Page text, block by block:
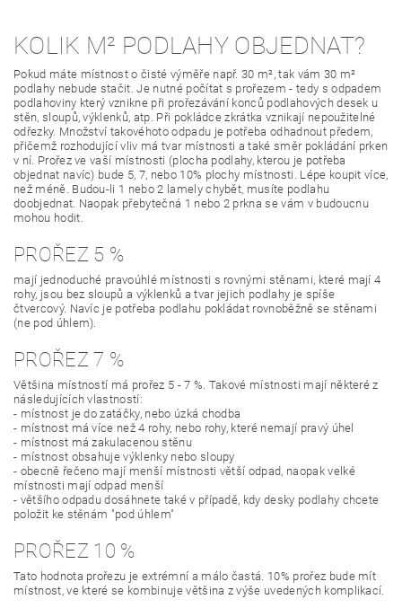
KOLIK M² PODLAHY OBJEDNAT?
Pokud máte místnost o čisté výměře např. 30 m², tak vám 30 m²
podlahy nebude stačit. Je nutné počítat s prořezem - tedy s odpadem
podlahoviny který vznikne při prořezávání konců podlahových desek u
stěn, sloupů, výklenků, atp. Při pokládce zkrátka vznikají nepoužitelné
odřezky. Množství takovéhoto odpadu je potřeba odhadnout předem,
přičemž rozhodující vliv má tvar místnosti a také směr pokládání prken
v ní. Prořez ve vaší místnosti (plocha podlahy, kterou je potřeba
objednat navíc) bude 5, 7, nebo 10% plochy místnosti. Lépe koupit více,
než méně. Budou-li 1 nebo 2 lamely chybět, musíte podlahu
doobjednat. Naopak přebytečná 1 nebo 2 prkna se vám v budoucnu
mohou hodit.
PROŘEZ 5 %
mají jednoduché pravoúhlé místnosti s rovnými stěnami, které mají 4
rohy, jsou bez sloupů a výklenků a tvar jejich podlahy je spíše
čtvercový. Navíc je potřeba podlahu pokládat rovnoběžně se stěnami
(ne pod úhlem).
PROŘEZ 7 %
Většina místností má prořez 5 - 7 %. Takové místnosti mají některé z
následujících vlastností:
- místnost je do zatáčky, nebo úzká chodba
- místnost má více než 4 rohy, nebo rohy, které nemají pravý úhel
- místnost má zakulacenou stěnu
- místnost obsahuje výklenky nebo sloupy
- obecně řečeno mají menší místnosti větší odpad, naopak velké
místnosti mají odpad menší
- většího odpadu dosáhnete také v případě, kdy desky podlahy chcete
položit ke stěnám "pod úhlem"
PROŘEZ 10 %
Tato hodnota prořezu je extrémní a málo častá. 10% prořez bude mít
místnost, ve které se kombinuje většina z výše uvedených komplikací.